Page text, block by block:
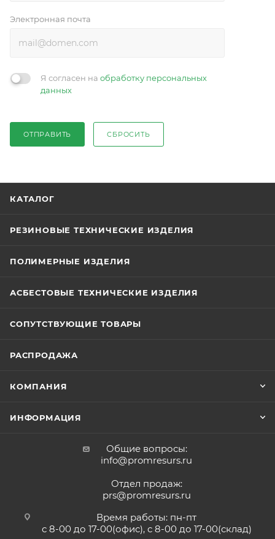
Электронная почта
Я согласен на обработку персональных
данных
ОТПРАВИТЬ СБРОСИТЬ
КАТАЛОГ
РЕЗИНОВЫЕ ТЕХНИЧЕСКИЕ ИЗДЕЛИЯ
ПОЛИМЕРНЫЕ ИЗДЕЛИЯ
АСБЕСТОВЫЕ ТЕХНИЧЕСКИЕ ИЗДЕЛИЯ
СОПУТСТВУЮЩИЕ ТОВАРЫ
РАСПРОДАЖА
КОМПАНИЯ
ИНФОРМАЦИЯ
Общие вопросы:
info@promresurs.ru
Отдел продаж:
prs@promresurs.ru
Время работы: пн-пт
с 8-00 до 17-00(офис), с 8-00 до 17-00(склад)